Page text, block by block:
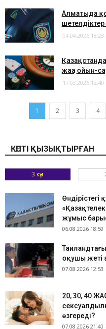
Алматыда
04.04.2026 18:23
жаңа ойын-
17.03.2026 12:40
1 2 3 4
КӨПТІ ҚЫЗЫҚТЫРҒАН
3 күн
Өндірістегі
жұмыс
06.08.2026 18:59
оқушы жеті
07.08.2026 12:53
​20, 30, 40
өзгереді?
07.08.2026 21:40